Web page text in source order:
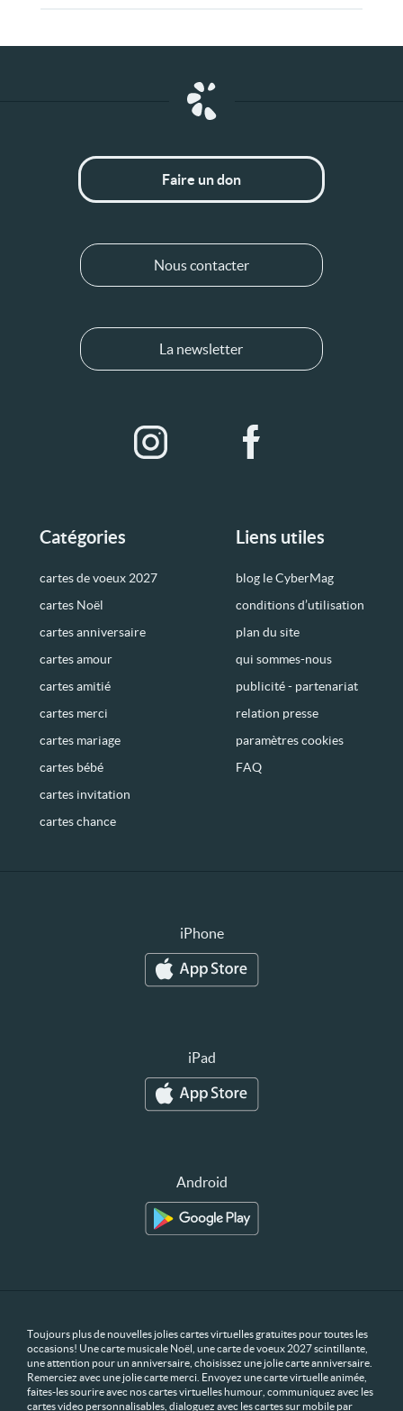
Catégories
cartes de voeux 2027
cartes Noël
cartes anniversaire
cartes amour
cartes amitié
cartes merci
cartes mariage
cartes bébé
cartes invitation
cartes chance
Liens utiles
blog le CyberMag
conditions d’utilisation
plan du site
qui sommes-nous
publicité - partenariat
relation presse
paramètres cookies
FAQ
Faire un don
Nous contacter
La newsletter
iPhone
iPad
Android
Toujours plus de nouvelles jolies cartes virtuelles gratuites pour toutes les
occasions! Une carte musicale Noël, une carte de voeux 2027 scintillante,
une attention pour un anniversaire, choisissez une jolie carte anniversaire.
Remerciez avec une jolie carte merci. Envoyez une carte virtuelle animée,
faites-les sourire avec nos cartes virtuelles humour, communiquez avec les
cartes video personnalisables, dialoguez avec les cartes sur mobile par